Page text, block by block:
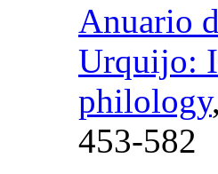
Anuario
Urquijo:
philology,
453-582